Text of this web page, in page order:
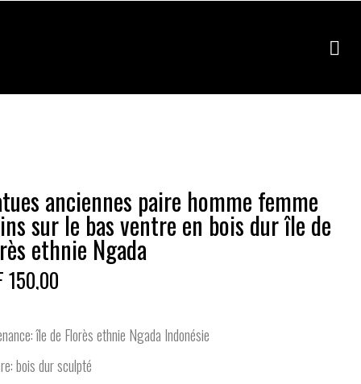
anciennes paire homme femme
sur le bas ventre en bois dur île de
ethnie Ngada
150,00
île de Florès ethnie Ngada Indonésie
bois dur sculpté